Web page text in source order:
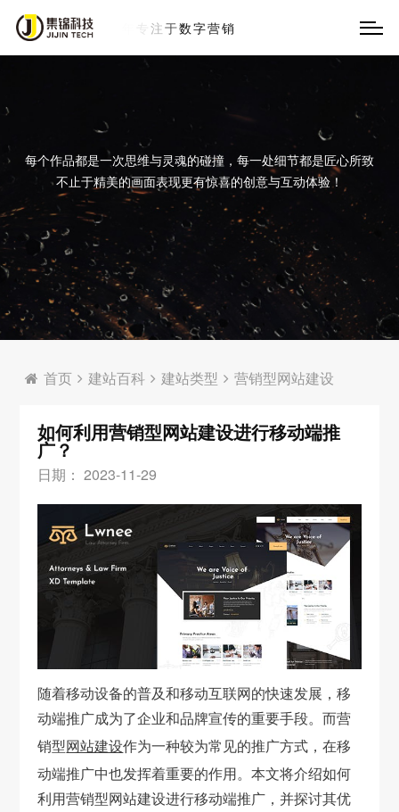
每个作品都是一次思维与灵魂的碰撞，每一处细节都是匠心所致
不止于精美的画面表现更有惊喜的创意与互动体验！
首页 建站百科 建站类型 营销型网站建设
如何利用营销型网站建设进行移动端推
广？
日期： 2023-11-29
随着移动设备的普及和移动互联网的快速发展，移
动端推广成为了企业和品牌宣传的重要手段。而营
销型网站建设作为一种较为常见的推广方式，在移
动端推广中也发挥着重要的作用。本文将介绍如何
利用营销型网站建设进行移动端推广，并探讨其优